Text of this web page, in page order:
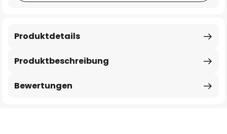
Produktbeschreibung
Produktdetails
Bewertungen